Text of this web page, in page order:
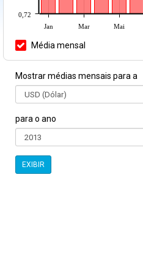
Jan Mar Mai
0,72
Média mensal
Mostrar médias mensais para a
para o ano
EXIBIR